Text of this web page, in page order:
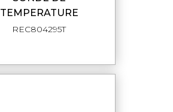
TEMPERATURE
REC804295T